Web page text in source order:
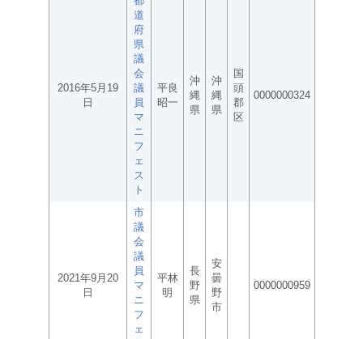
2016年5月19
日
道
府
県
議
会
議
員
マ
ニ
フ
ェ
ス
ト
平良
昭一
沖
縄
県
沖
縄
県
国
頭
郡
区
0000000324
2021年9月20
日
市
議
会
議
員
マ
ニ
フ
ェ
平林
明
長
野
県
安
曇
野
市
0000000959